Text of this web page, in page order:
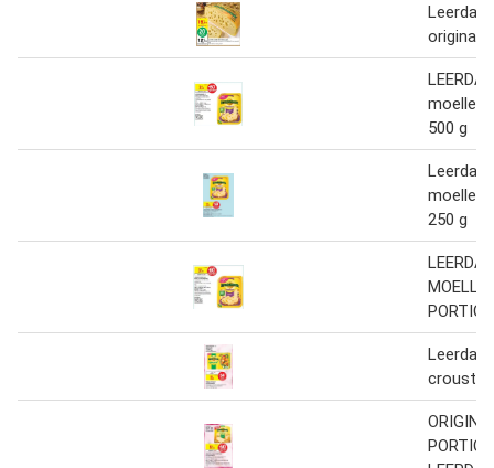
original
500 g
250 g
PORTION
crousty
PORTION